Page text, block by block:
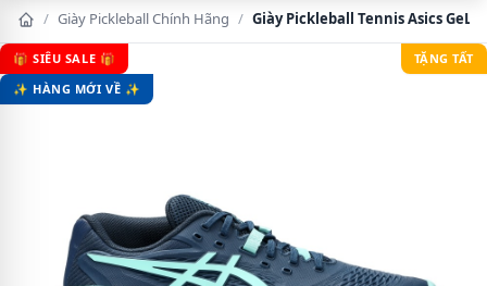
/ Giày Pickleball Chính Hãng / Giày Pickleball Tennis Asics
🎁 SIÊU SALE 🎁
✨ HÀNG MỚI VỀ ✨
TẶNG TẤT